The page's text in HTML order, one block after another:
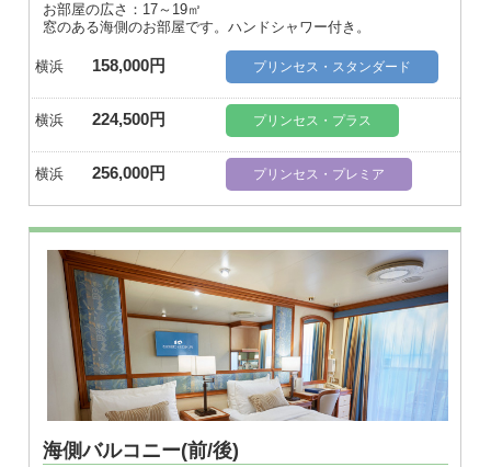
お部屋の広さ：17～19㎡
窓のある海側のお部屋です。ハンドシャワー付き。
横浜 158,000円 プリンセス・スタンダード
横浜 224,500円 プリンセス・プラス
横浜 256,000円 プリンセス・プレミア
海側バルコニー(前/後)